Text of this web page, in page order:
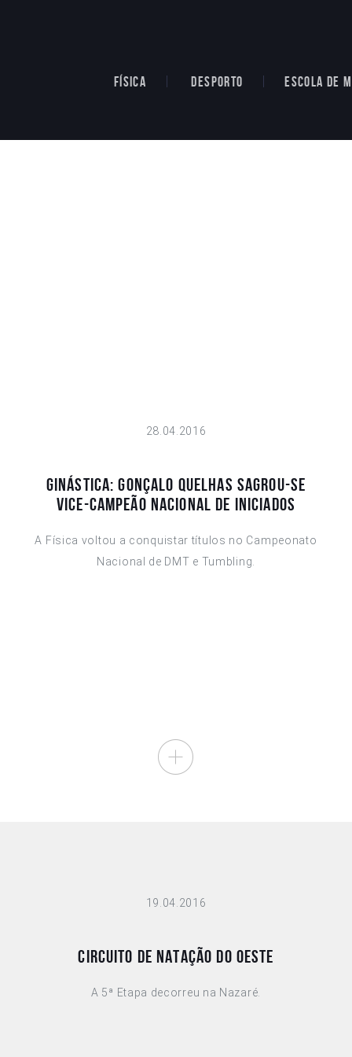
FÍSICA DESPORTO ESCOLA DE
28.04.2016
GINÁSTICA: GONÇALO QUELHAS SAGROU-SE
VICE-CAMPEÃO NACIONAL DE INICIADOS
A Física voltou a conquistar títulos no Campeonato
Nacional de DMT e Tumbling.
19.04.2016
CIRCUITO DE NATAÇÃO DO OESTE
A 5ª Etapa decorreu na Nazaré.